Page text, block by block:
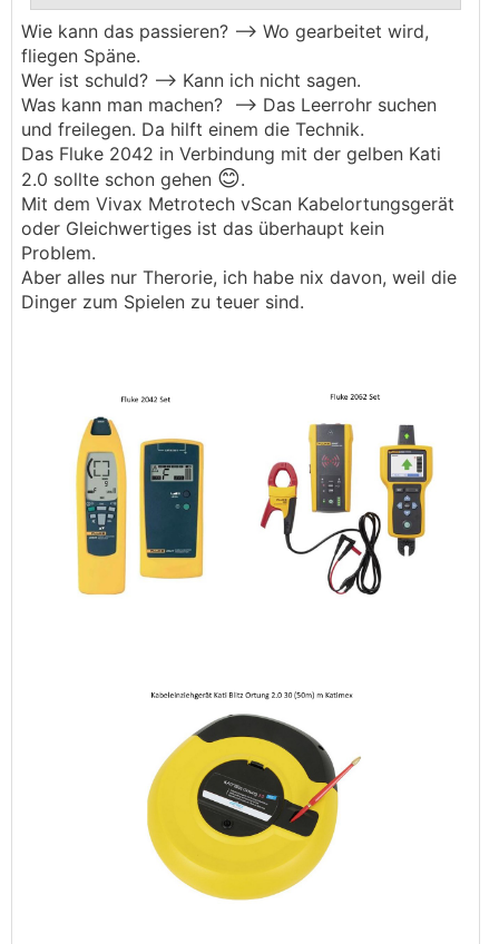
Wie kann das passieren? --> Wo gearbeitet wird,
fliegen Späne.
Wer ist schuld? --> Kann ich nicht sagen.
Was kann man machen? --> Das Leerrohr suchen
und freilegen. Da hilft einem die Technik.
Das Fluke 2042 in Verbindung mit der gelben Kati
2.0 sollte schon gehen 😊.
Mit dem Vivax Metrotech vScan Kabelortungsgerät
oder Gleichwertiges ist das überhaupt kein
Problem.
Aber alles nur Therorie, ich habe nix davon, weil die
Dinger zum Spielen zu teuer sind.